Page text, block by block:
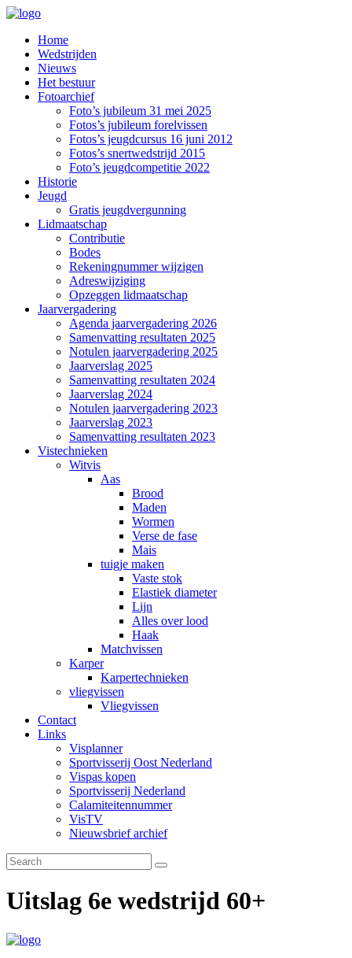
Home
Wedstrijden
Nieuws
Het bestuur
Fotoarchief
Foto’s jubileum 31 mei 2025
Fotos’s jubileum forelvissen
Fotos’s jeugdcursus 16 juni 2012
Fotos’s snertwedstrijd 2015
Foto’s jeugdcompetitie 2022
Historie
Jeugd
Gratis jeugdvergunning
Lidmaatschap
Contributie
Bodes
Rekeningnummer wijzigen
Adreswijziging
Opzeggen lidmaatschap
Jaarvergadering
Agenda jaarvergadering 2026
Samenvatting resultaten 2025
Notulen jaarvergadering 2025
Jaarverslag 2025
Samenvatting resultaten 2024
Jaarverslag 2024
Notulen jaarvergadering 2023
Jaarverslag 2023
Samenvatting resultaten 2023
Vistechnieken
Witvis
Aas
Brood
Maden
Wormen
Verse de fase
Mais
tuigje maken
Vaste stok
Elastiek diameter
Lijn
Alles over lood
Haak
Matchvissen
Karper
Karpertechnieken
vliegvissen
Vliegvissen
Contact
Links
Visplanner
Sportvisserij Oost Nederland
Vispas kopen
Sportvisserij Nederland
Calamiteitennummer
VisTV
Nieuwsbrief archief
Uitslag 6e wedstrijd 60+